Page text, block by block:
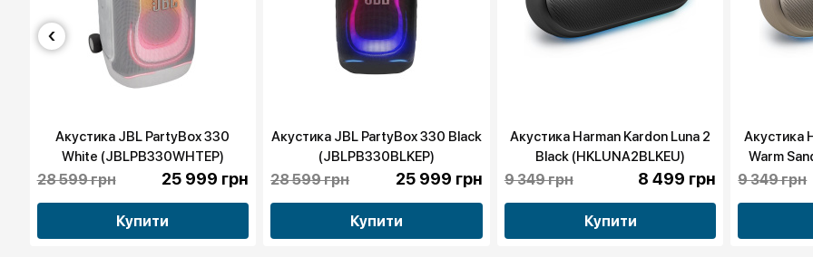
Акустика JBL PartyBox 330
White (JBLPB330WHTEP)
28 599 грн 25 999 грн
Купити
Акустика JBL PartyBox 330 Black
(JBLPB330BLKEP)
28 599 грн 25 999 грн
Купити
Акустика Harman Kardon Luna 2
Black (HKLUNA2BLKEU)
9 349 грн 8 499 грн
Купити
Акустика
Warm
9 349 грн
‹